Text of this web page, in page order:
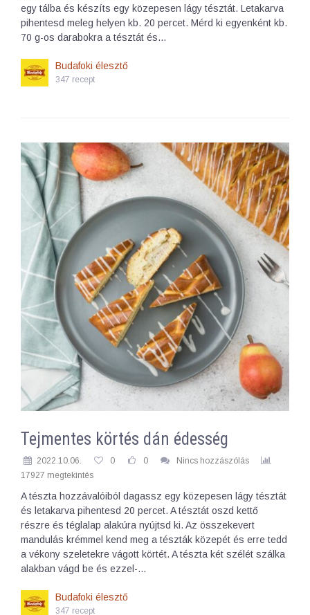
egy tálba és készíts egy közepesen lágy tésztát. Letakarva
pihentesd meleg helyen kb. 20 percet. Mérd ki egyenként kb.
70 g-os darabokra a tésztát és…
Budafoki élesztő
347 recept
Tejmentes körtés dán édesség
2022.10.06. 0 0
Nincs hozzászólás
17927 megtekintés
A tészta hozzávalóiból dagassz egy közepesen lágy tésztát
és letakarva pihentesd 20 percet. A tésztát oszd kettő
részre és téglalap alakúra nyújtsd ki. Az összekevert
mandulás krémmel kend meg a tészták közepét és erre tedd
a vékony szeletekre vágott körtét. A tészta két szélét szálka
alakban vágd be és ezzel-…
Budafoki élesztő
347 recept